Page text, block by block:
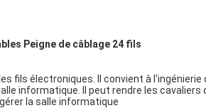
Peigne de câblage 24 fils
fils électroniques. Il convient à l'ingénierie
informatique. Il peut rendre les cavaliers
la salle informatique